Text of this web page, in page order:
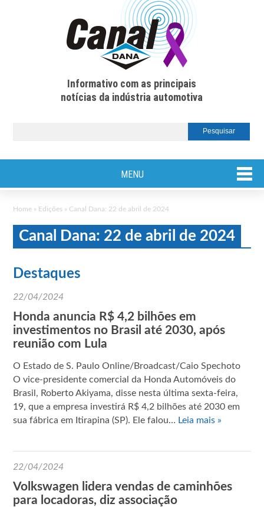
Informativo com as principais
notícias da indústria automotiva
MENU
Home » Edições » Canal Dana: 22 de abril de 2024
Canal Dana: 22 de abril de 2024
Destaques
22/04/2024
Honda anuncia R$ 4,2 bilhões em
investimentos no Brasil até 2030, após
reunião com Lula
O Estado de S. Paulo Online/Broadcast/Caio Spechoto
O vice-presidente comercial da Honda Automóveis do
Brasil, Roberto Akiyama, disse nesta última sexta-feira,
19, que a empresa investirá R$ 4,2 bilhões até 2030 em
sua fábrica em Itirapina (SP). Ele falou… Leia mais »
22/04/2024
Volkswagen lidera vendas de caminhões
para locadoras, diz associação